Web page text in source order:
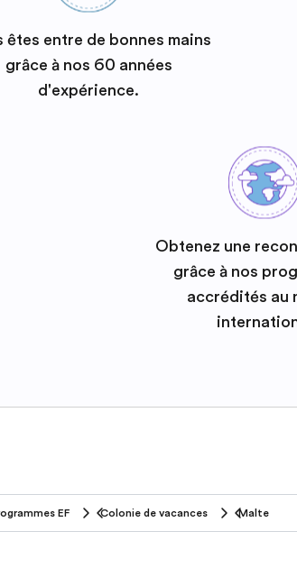
êtes entre de bonnes mains
grâce à nos 60 années
d'expérience.
Obtenez une
grâce à nos
accrédités au
EF Colonie de vacances Malte